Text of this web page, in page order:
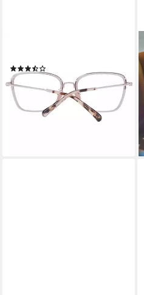
59,25 € UVP225,00 €
-74%
lieferbar - in 2-3 Werktagen bei dir